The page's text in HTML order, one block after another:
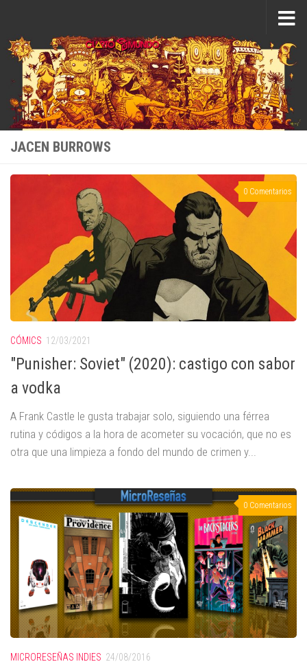
JACEN BURROWS
0 Comentarios
CÓMICS 12/03/2021
"Punisher: Soviet" (2020): castigo con sabor
a vodka
A Frank Castle le gusta trabajar solo, siguiendo una férrea
rutina y códigos a la hora de acometer su vocación, que no es
otra que una limpieza a fondo del mundo de crimen y...
0 Comentarios
MICRORESEÑAS INDIES 24/08/2016